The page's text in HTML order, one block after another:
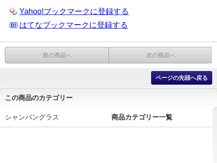
Yahoo!ブックマークに登録する
はてなブックマークに登録する
前の商品へ 次の商品へ
ページの先頭へ戻る
この商品のカテゴリー
シャンパングラス 商品カテゴリー一覧